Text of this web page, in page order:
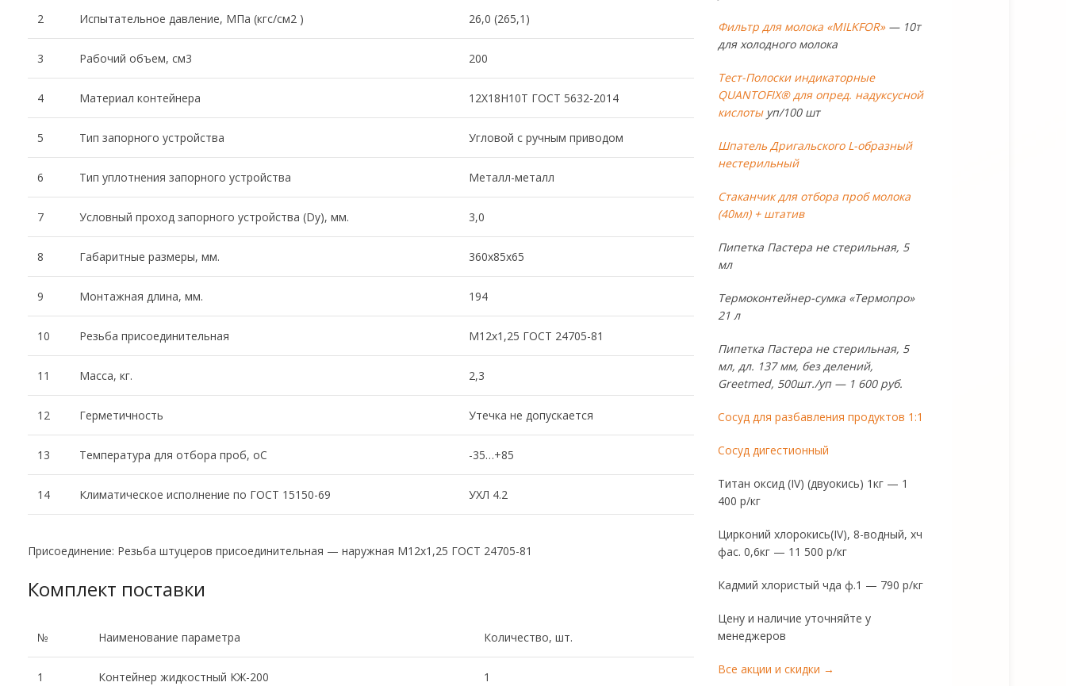
2 Испытательное давление, МПа (кгс/см2 ) 26,0 (265,1)
3 Рабочий объем, см3 200
4 Материал контейнера 12Х18Н10Т ГОСТ 5632-2014
5 Тип запорного устройства Угловой с ручным приводом
6 Тип уплотнения запорного устройства Металл-металл
7 Условный проход запорного устройства (Dy), мм. 3,0
8 Габаритные размеры, мм. 360х85х65
9 Монтажная длина, мм. 194
10 Резьба присоединительная М12х1,25 ГОСТ 24705-81
11 Масса, кг. 2,3
12 Герметичность Утечка не допускается
13 Температура для отбора проб, оС -35…+85
14 Климатическое исполнение по ГОСТ 15150-69 УХЛ 4.2
Присоединение: Резьба штуцеров присоединительная — наружная М12х1,25 ГОСТ 24705-81
Комплект поставки
№ Наименование параметра Количество, шт.
1 Контейнер жидкостный КЖ-200 1
Фильтр для молока «MILKFOR»— 10т
для холодного молока
Тест-Полоски индикаторные
QUANTOFIX® для опред. надуксусной
кислотыуп/100 шт
Шпатель Дригальского L-образный
нестерильный
Стаканчик для отбора проб молока
(40мл) + штатив
Пипетка Пастера не стерильная, 5
мл
Термоконтейнер-сумка «Термопро»
21 л
Пипетка Пастера не стерильная, 5
мл, дл. 137 мм, без делений,
Greetmed, 500шт./уп — 1 600 руб.
Сосуд для разбавления продуктов 1:1
Сосуд дигестионный
Титан оксид (IV) (двуокись) 1кг — 1
400 р/кг
Цирконий хлорокись(IV), 8-водный, хч
фас. 0,6кг — 11 500 р/кг
Кадмий хлористый чда ф.1 — 790 р/кг
Цену и наличие уточняйте у
менеджеров
Все акции и скидки →